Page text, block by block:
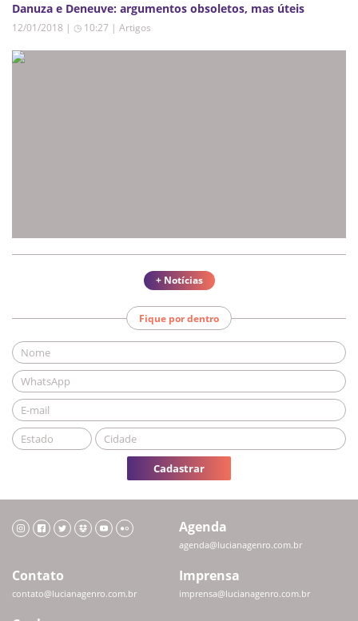
Danuza e Deneuve: argumentos obsoletos, mas úteis
12/01/2018 | ◷ 10:27 | Artigos
+ Notícias
Fique por dentro
Cadastrar
Agenda
agenda@lucianagenro.com.br
Contato
contato@lucianagenro.com.br
Imprensa
imprensa@lucianagenro.com.br